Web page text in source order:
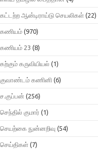
கட்டற்ற ஆன்டிராய்டு செயலிகள் (22)
கணியம் (970)
கணியம் 23 (8)
கற்கும் கருவியியல் (1)
குவாண்டம் கணினி (6)
ச.குப்பன் (256)
செந்தில் குமார் (1)
செயற்கை நுன்னறிவு (54)
செய்திகள் (7)